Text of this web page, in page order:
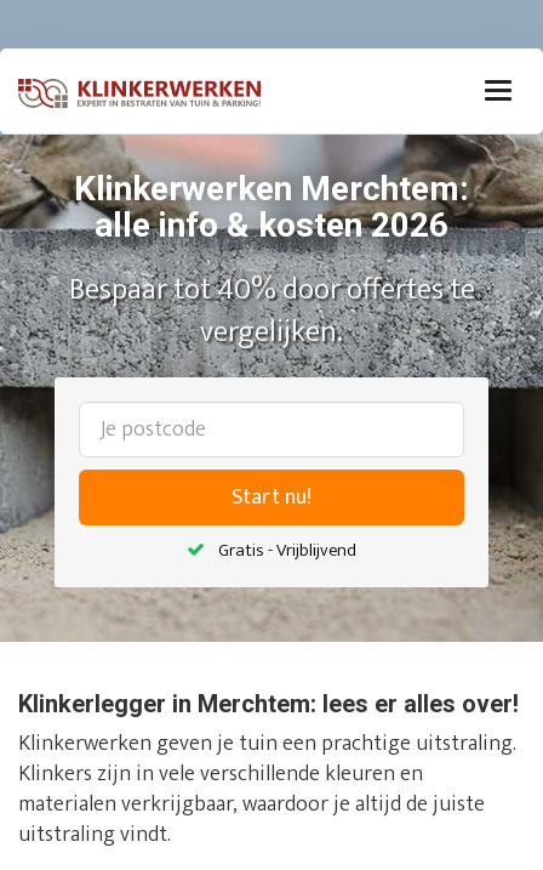
Klinkerwerken Merchtem:
alle info & kosten 2026
Bespaar tot 40% door offertes te
vergelijken.
Start nu!
Gratis - Vrijblijvend
Klinkerlegger in Merchtem: lees er alles over!
Klinkerwerken geven je tuin een prachtige uitstraling.
Klinkers zijn in vele verschillende kleuren en
materialen verkrijgbaar, waardoor je altijd de juiste
uitstraling vindt.